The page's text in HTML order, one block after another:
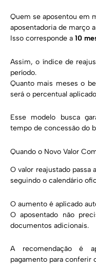
Quem se aposentou em
aposentadoria de março
Isso corresponde a 10
Assim, o índice de
período.
Quanto mais meses o
será o percentual
Esse modelo busca
tempo de concessão do
Quando o Novo Valor
O valor reajustado passa
seguindo o calendário
O aumento é aplicado
O aposentado não
documentos adicionais.
A recomendação é
pagamento para conferir